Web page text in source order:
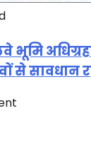
भूमि
से सावधान